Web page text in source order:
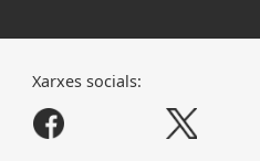
Xarxes socials: